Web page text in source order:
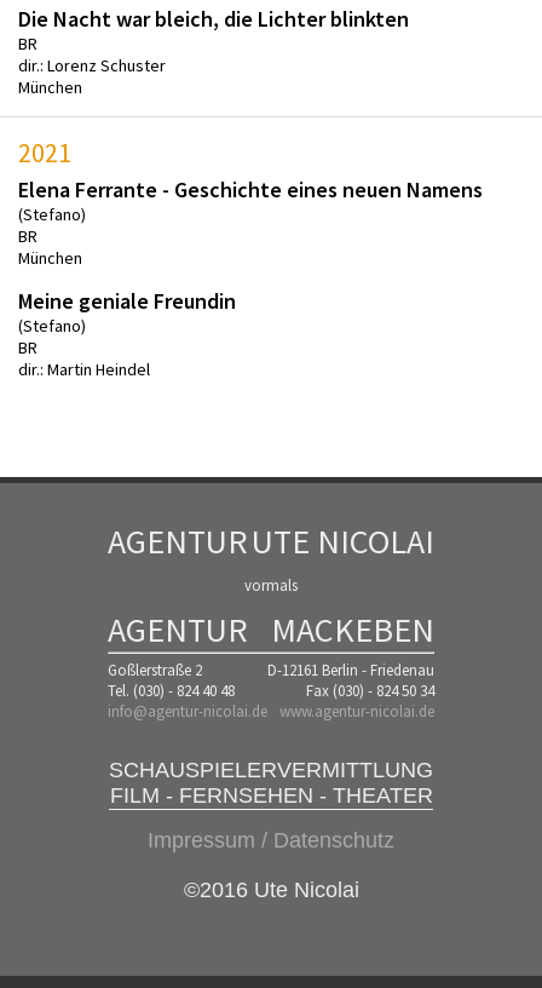
Die Nacht war bleich, die Lichter blinkten
BR
dir.: Lorenz Schuster
München
2021
Elena Ferrante - Geschichte eines neuen Namens
(Stefano)
BR
München
Meine geniale Freundin
(Stefano)
BR
dir.: Martin Heindel
AGENTURUTE NICOLAI
vormals
AGENTUR MACKEBEN
Goßlerstraße 2
D-12161 Berlin - Friedenau
Tel. (030) - 824 40 48
Fax (030) - 824 50 34
info@agentur-nicolai.de www.agentur-nicolai.de
SCHAUSPIELERVERMITTLUNG
FILM - FERNSEHEN - THEATER
Impressum / Datenschutz
©2016 Ute Nicolai